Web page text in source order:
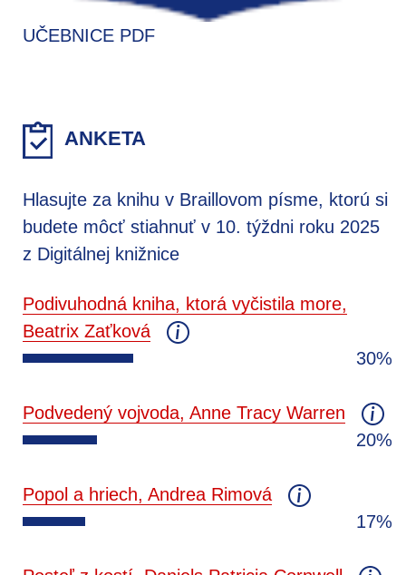
UČEBNICE PDF
ANKETA
Hlasujte za knihu v Braillovom písme, ktorú si
budete môcť stiahnuť v 10. týždni roku 2025
z Digitálnej knižnice
Podivuhodná kniha, ktorá vyčistila more,
Beatrix Zaťková
30%
Podvedený vojvoda, Anne Tracy Warren
20%
Popol a hriech, Andrea Rimová
17%